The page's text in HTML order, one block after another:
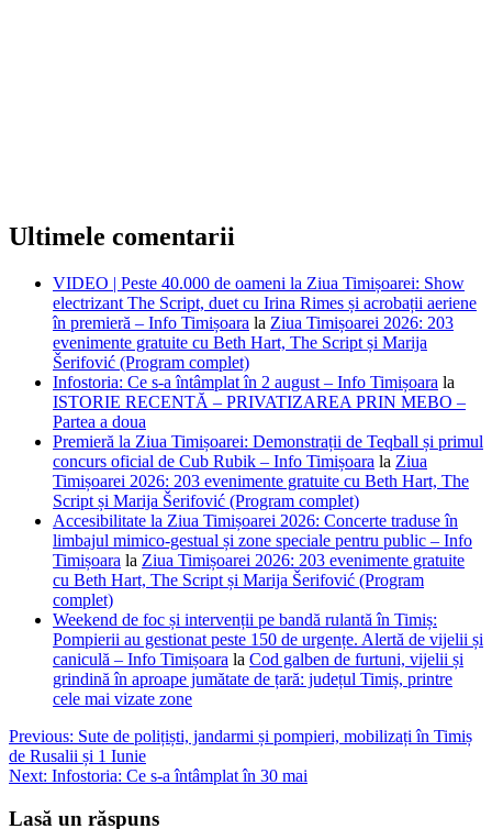
Ultimele comentarii
VIDEO | Peste 40.000 de oameni la Ziua Timișoarei: Show
electrizant The Script, duet cu Irina Rimes și acrobații aeriene
în premieră – Info Timișoara la Ziua Timișoarei 2026: 203
evenimente gratuite cu Beth Hart, The Script și Marija
Šerifović (Program complet)
Infostoria: Ce s-a întâmplat în 2 august – Info Timișoara la
ISTORIE RECENTĂ – PRIVATIZAREA PRIN MEBO –
Partea a doua
Premieră la Ziua Timișoarei: Demonstrații de Teqball și primul
concurs oficial de Cub Rubik – Info Timișoara la Ziua
Timișoarei 2026: 203 evenimente gratuite cu Beth Hart, The
Script și Marija Šerifović (Program complet)
Accesibilitate la Ziua Timișoarei 2026: Concerte traduse în
limbajul mimico-gestual și zone speciale pentru public – Info
Timișoara la Ziua Timișoarei 2026: 203 evenimente gratuite
cu Beth Hart, The Script și Marija Šerifović (Program
complet)
Weekend de foc și intervenții pe bandă rulantă în Timiș:
Pompierii au gestionat peste 150 de urgențe. Alertă de vijelii și
caniculă – Info Timișoara la Cod galben de furtuni, vijelii și
grindină în aproape jumătate de țară: județul Timiș, printre
cele mai vizate zone
Navigare
în
Previous: Sute de polițiști, jandarmi și pompieri, mobilizați în Timiș
de Rusalii și 1 Iunie
Next: Infostoria: Ce s-a întâmplat în 30 mai
Lasă un răspuns